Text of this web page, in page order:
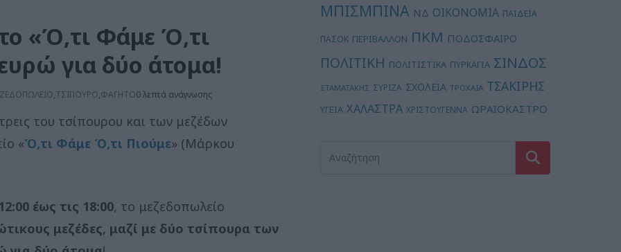
«Ό,τι Φάμε Ό,τι
για δύο άτομα!
,ΤΣΙΠΟΥΡΟ,ΦΑΓΗΤΟ0 λεπτά ανάγνωσης
του τσίπουρου και των μεζέδων
«Ό,τι Φάμε Ό,τι Πιούμε» (Μάρκου
έως τις 18:00, το μεζεδοπωλείο
μεζέδες, μαζί με δύο τσίπουρα των
ΜΠΙΣΜΠΙΝΑ ΝΔ ΟΙΚΟΝΟΜΙΑ ΠΑΙΔΕΙΑ
ΠΑΣΟΚ ΠΕΡΙΒΑΛΛΟΝ ΠΚΜ ΠΟΔΟΣΦΑΙΡΟ
ΠΟΛΙΤΙΚΗ ΠΟΛΙΤΙΣΤΙΚΑ ΠΥΡΚΑΓΙΑ ΣΙΝΔΟΣ
ΣΤΑΜΑΤΑΚΗΣ ΣΥΡΙΖΑ ΣΧΟΛΕΙΑ ΤΡΟΧΑΙΑ ΤΣΑΚΙΡΗΣ
ΥΓΕΙΑ ΧΑΛΑΣΤΡΑ ΧΡΙΣΤΟΥΓΕΝΝΑ ΩΡΑΙΟΚΑΣΤΡΟ